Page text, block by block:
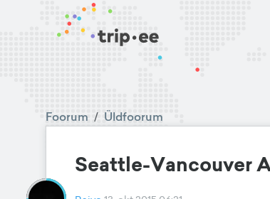
Foorum / Üldfoorum
Seattle-Vancouver